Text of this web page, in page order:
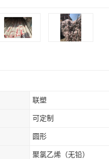
联塑
可定制
圆形
聚氯乙烯（无铅）